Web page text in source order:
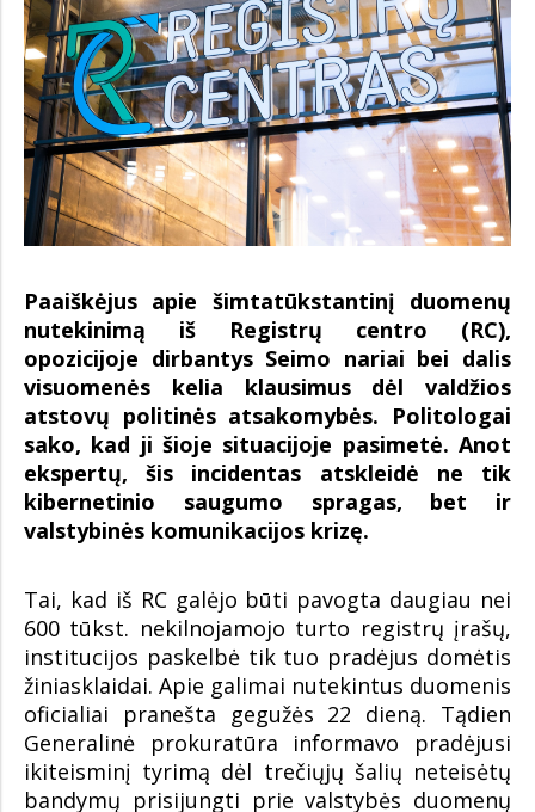
Paaiškėjus apie šimtatūkstantinį duomenų
nutekinimą iš Registrų centro (RC),
opozicijoje dirbantys Seimo nariai bei dalis
visuomenės kelia klausimus dėl valdžios
atstovų politinės atsakomybės. Politologai
sako, kad ji šioje situacijoje pasimetė. Anot
ekspertų, šis incidentas atskleidė ne tik
kibernetinio saugumo spragas, bet ir
valstybinės komunikacijos krizę.
Tai, kad iš RC galėjo būti pavogta daugiau nei
600 tūkst. nekilnojamojo turto registrų įrašų,
institucijos paskelbė tik tuo pradėjus domėtis
žiniasklaidai. Apie galimai nutekintus duomenis
oficialiai pranešta gegužės 22 dieną. Tądien
Generalinė prokuratūra informavo pradėjusi
ikiteisminį tyrimą dėl trečiųjų šalių neteisėtų
bandymų prisijungti prie valstybės duomenų